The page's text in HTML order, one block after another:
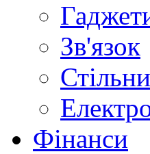
Зв'язок
Фінанси